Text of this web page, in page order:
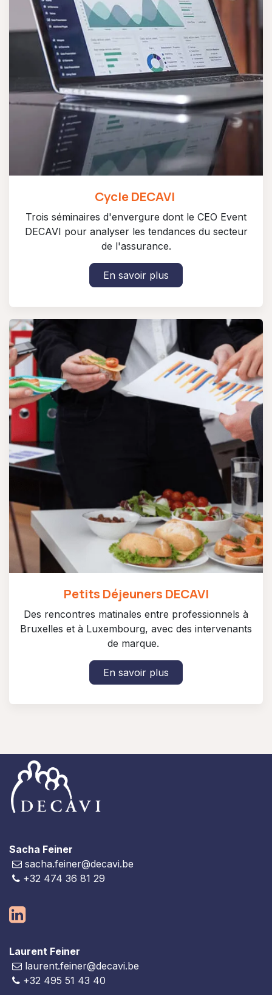
Cycle DECAVI
Trois séminaires d'envergure dont le CEO Event
DECAVI pour analyser les tendances du secteur
de l'assurance.
En savoir plus
Petits Déjeuners DECAVI
Des rencontres matinales entre professionnels à
Bruxelles et à Luxembourg, avec des intervenants
de marque.
En savoir plus
Sacha Feiner
sacha.feiner@decavi.be
+32 474 36 81 29
Laurent Feiner
laurent.feiner@decavi.be
+32 495 51 43 40